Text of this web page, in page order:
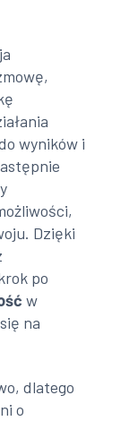
wyników i
Dzięki
po
w
na
dlatego
o